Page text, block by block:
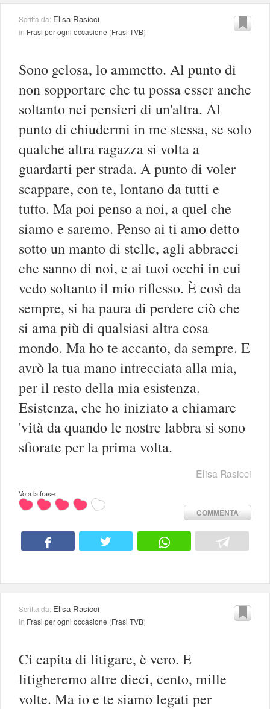
Scritta da: Elisa Rasicci
in Frasi per ogni occasione (Frasi TVB)
Sono gelosa, lo ammetto. Al punto di
non sopportare che tu possa esser anche
soltanto nei pensieri di un'altra. Al
punto di chiudermi in me stessa, se solo
qualche altra ragazza si volta a
guardarti per strada. A punto di voler
scappare, con te, lontano da tutti e
tutto. Ma poi penso a noi, a quel che
siamo e saremo. Penso ai ti amo detto
sotto un manto di stelle, agli abbracci
che sanno di noi, e ai tuoi occhi in cui
vedo soltanto il mio riflesso. È così da
sempre, si ha paura di perdere ciò che
si ama più di qualsiasi altra cosa
mondo. Ma ho te accanto, da sempre. E
avrò la tua mano intrecciata alla mia,
per il resto della mia esistenza.
Esistenza, che ho iniziato a chiamare
'vità da quando le nostre labbra si sono
sfiorate per la prima volta.
Elisa Rasicci
Vota la frase:
COMMENTA
Scritta da: Elisa Rasicci
in Frasi per ogni occasione (Frasi TVB)
Ci capita di litigare, è vero. E
litigheremo altre dieci, cento, mille
volte. Ma io e te siamo legati per